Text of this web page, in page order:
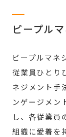
ピープル
ピープルマネ
従業員ひとり
ネジメント手
ンゲージメン
し、各従業員
組織に愛着を